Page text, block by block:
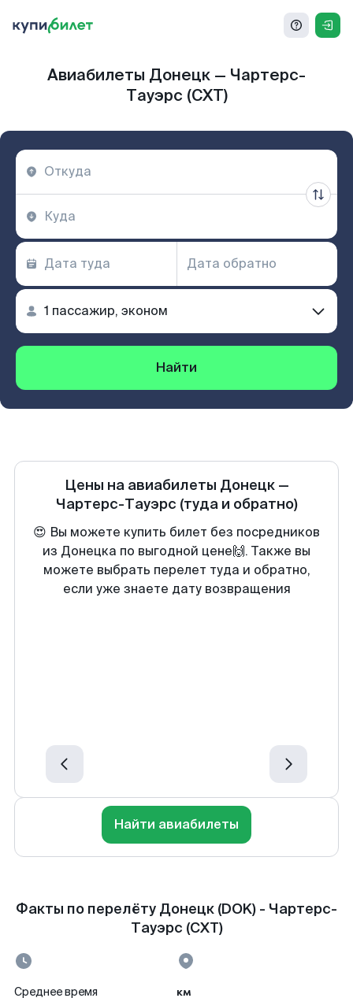
Авиабилеты Донецк — Чартерс-
Тауэрс (CXT)
Найти
Цены на авиабилеты Донецк—
Чартерс-Тауэрс (туда и обратно)
😍 Вы можете купить билет без посредников
из Донецка по выгодной цене🙌. Также вы
можете выбрать перелет туда и обратно,
если уже знаете дату возвращения
Найти авиабилеты
Факты по перелёту Донецк (DOK) - Чартерс-
Тауэрс (CXT)
Среднее время
км